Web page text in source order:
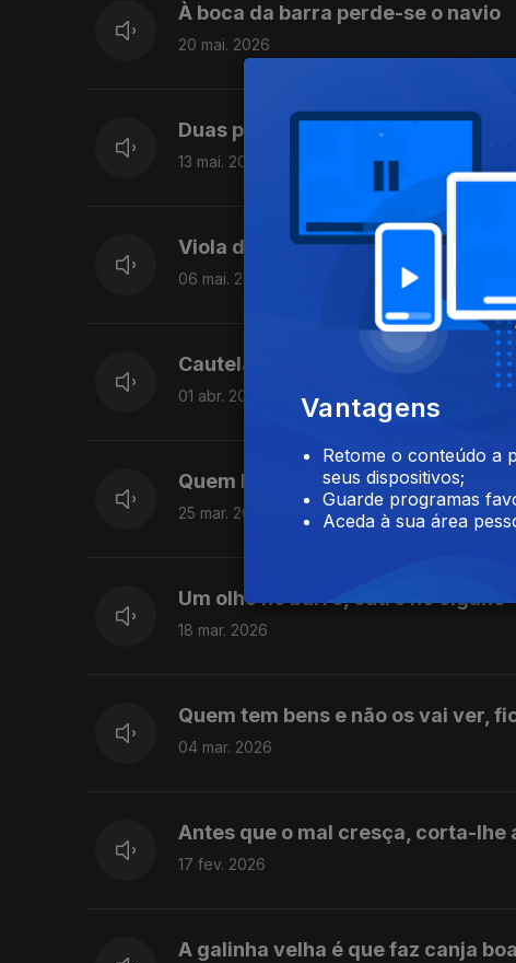
À boca da barra perde-se o navio
20 mai. 2026
Duas pedras duras não fazem
13 mai. 2026
Viola de casa não faz festa
06 mai. 2026
Cautelas e caldos de galinha
01 abr. 2026
Quem boa cama fizer, nela se há-
25 mar. 2026
Um olho no burro, outro no cigano
18 mar. 2026
Quem tem bens e não os vai ver,
04 mar. 2026
Antes que o mal cresça, corta-lhe
17 fev. 2026
A galinha velha é que faz canja boa
Vantagens
Retome o conteúdo a
seus dispositivos;
Guarde programas
Aceda à sua área